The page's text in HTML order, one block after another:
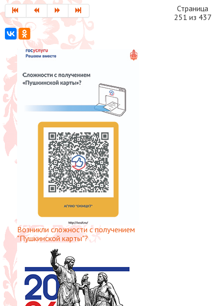
Страница
251 из 437
Возникли сложности с получением
"Пушкинской карты"?